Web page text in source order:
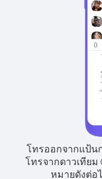
โทรออกจากแป้น
โทรจากดาวเทียม
หมายดังต่อ